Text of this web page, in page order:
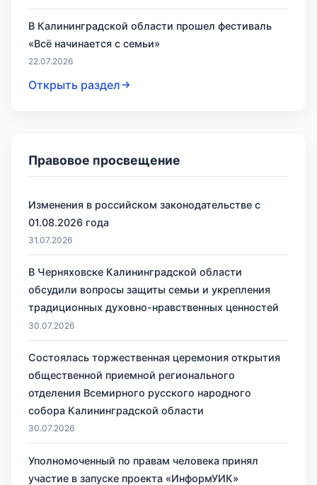
В Калининградской области прошел фестиваль
«Всё начинается с семьи»
22.07.2026
Открыть раздел
Правовое просвещение
Изменения в российском законодательстве с
01.08.2026 года
31.07.2026
В Черняховске Калининградской области
обсудили вопросы защиты семьи и укрепления
традиционных духовно-нравственных ценностей
30.07.2026
Состоялась торжественная церемония открытия
общественной приемной регионального
отделения Всемирного русского народного
собора Калининградской области
30.07.2026
Уполномоченный по правам человека принял
участие в запуске проекта «ИнформУИК»